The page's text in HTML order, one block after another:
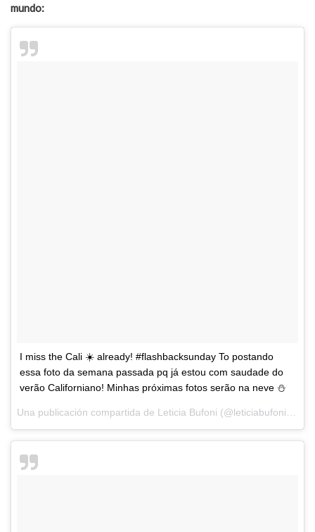
mundo:
I miss the Cali ☀️ already! #flashbacksunday To postando
essa foto da semana passada pq já estou com saudade do
verão Californiano! Minhas próximas fotos serão na neve ⛄️